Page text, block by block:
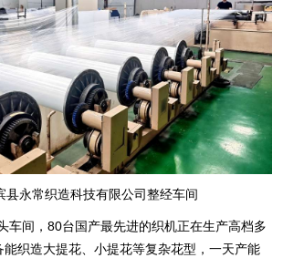
县永常织造科技有限公司整经车间
车间，80台国产最先进的织机正在生产高档多
能织造大提花、小提花等复杂花型，一天产能